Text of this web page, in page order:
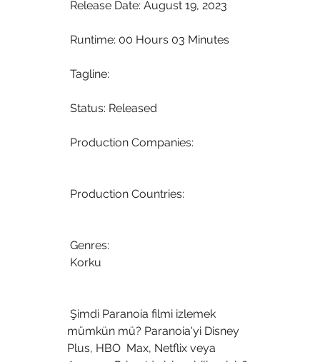
Release Date: August 19, 2023
Runtime: 00 Hours 03 Minutes
Tagline:
Status: Released
Production Companies:
Production Countries:
Genres:
Korku
mümkün mü? Paranoia'yi Disney
Plus, HBO  Max, Netflix veya